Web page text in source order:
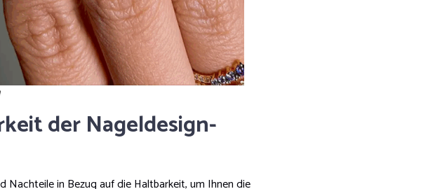
der Nageldesign-
Nachteile in Bezug auf die Haltbarkeit, um Ihnen die